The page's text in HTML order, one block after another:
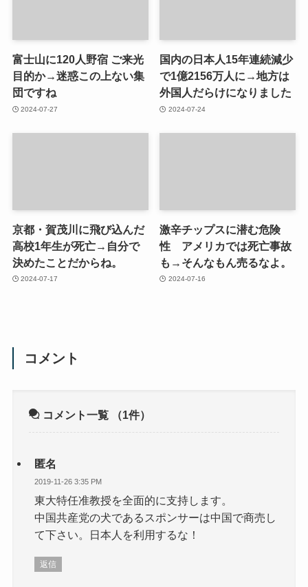
富士山に120人野宿 ご来光
目的か→迷惑この上ない集
団ですね
2024-07-27
国内の日本人15年連続減少
で1億2156万人に→地方は
外国人だらけになりました
2024-07-24
京都・賀茂川に飛び込んだ
高校1年生が死亡→自分で
決めたことだからね。
2024-07-17
激辛チップスに潜む危険
性 アメリカでは死亡事故
も→そんなもん売るなよ。
2024-07-16
コメント
コメント一覧 （1件）
匿名
2019-11-26 3:35 PM
東大特任准教授を全面的に支持します。
中国共産党の犬であるスポンサーは中国で商売し
て下さい。日本人を利用するな！
返信